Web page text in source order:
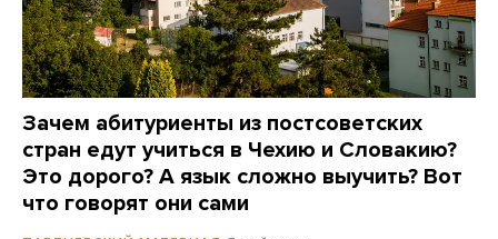
Зачем абитуриенты из постсоветских
стран едут учиться в Чехию и Словакию?
Это дорого? А язык сложно выучить? Вот
что говорят они сами